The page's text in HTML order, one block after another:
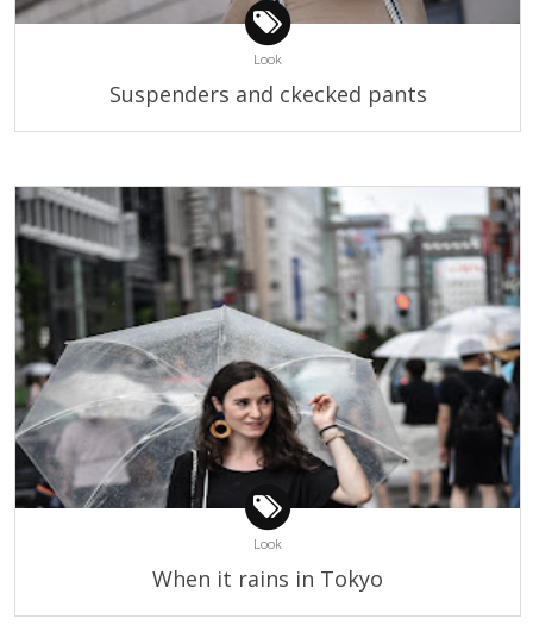
Look
Suspenders and ckecked pants
Look
When it rains in Tokyo